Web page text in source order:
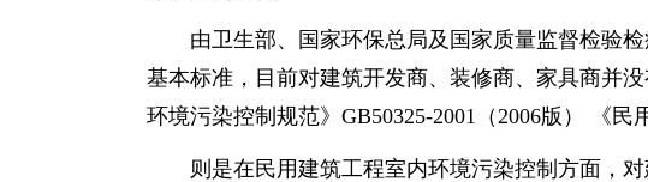
由卫生部、国家环保总局及国家质量监督检验检
基本标准，目前对建筑开发商、装修商、家具商并
环境污染控制规范》GB50325-2001（2006版） 《
则是在民用建筑工程室内环境污染控制方面，对